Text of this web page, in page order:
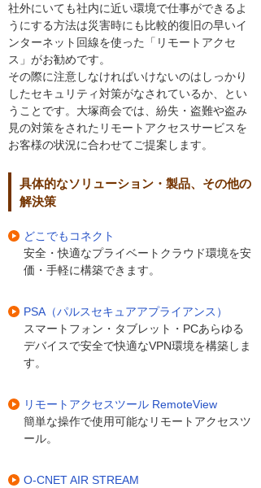
社外にいても社内に近い環境で仕事ができるよ
うにする方法は災害時にも比較的復旧の早いイ
ンターネット回線を使った「リモートアクセ
ス」がお勧めです。
その際に注意しなければいけないのはしっかり
したセキュリティ対策がなされているか、とい
うことです。大塚商会では、紛失・盗難や盗み
見の対策をされたリモートアクセスサービスを
お客様の状況に合わせてご提案します。
具体的なソリューション・製品、その他の
解決策
どこでもコネクト
安全・快適なプライベートクラウド環境を安
価・手軽に構築できます。
PSA（パルスセキュアアプライアンス）
スマートフォン・タブレット・PCあらゆる
デバイスで安全で快適なVPN環境を構築しま
す。
リモートアクセスツール RemoteView
簡単な操作で使用可能なリモートアクセスツ
ール。
O-CNET AIR STREAM